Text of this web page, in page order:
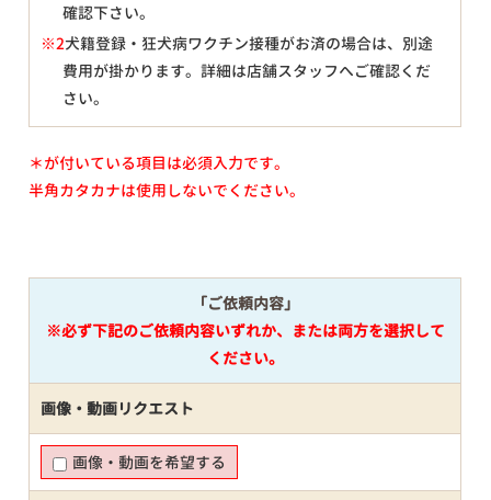
確認下さい。
※2犬籍登録・狂犬病ワクチン接種がお済の場合は、別途
費用が掛かります。詳細は店舗スタッフへご確認くだ
さい。
＊が付いている項目は必須入力です。
半角カタカナは使用しないでください。
「ご依頼内容」
※必ず下記のご依頼内容いずれか、または両方を選択して
ください。
画像・動画リクエスト
画像・動画を希望する